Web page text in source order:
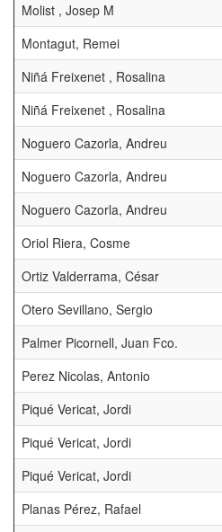
Molist , Josep M
Montagut, Remei
Niñá Freixenet , Rosalina
Niñá Freixenet , Rosalina
Noguero Cazorla, Andreu
Noguero Cazorla, Andreu
Noguero Cazorla, Andreu
Oriol Riera, Cosme
Ortiz Valderrama, César
Otero Sevillano, Sergio
Palmer Picornell, Juan Fco.
Perez Nicolas, Antonio
Piqué Vericat, Jordi
Piqué Vericat, Jordi
Piqué Vericat, Jordi
Planas Pérez, Rafael